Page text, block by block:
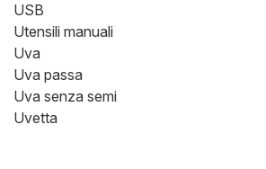
USB
Utensili manuali
Uva
Uva passa
Uva senza semi
Uvetta